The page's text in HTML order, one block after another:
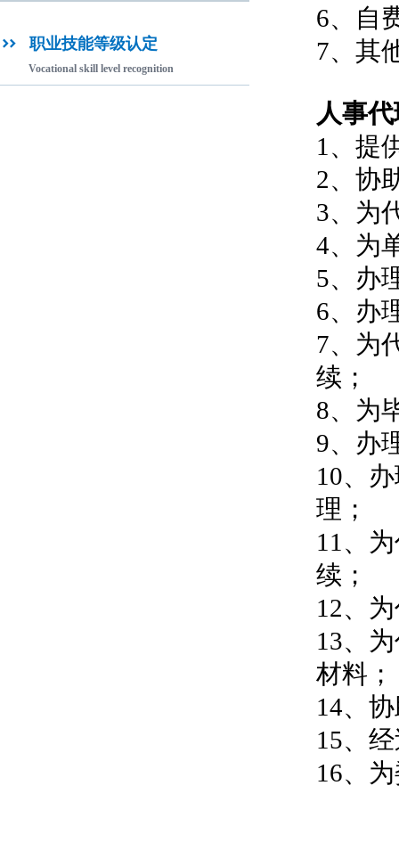
 职业技能等级认定
Vocational skill level recognition
6、自
7、其
人事
1、提
2、协
3、为
4、为
5、办
6、办
7、为
续；
8、为
9、办
10、
理；
11、
续；
12、
13、
材料；
14、
15、
16、